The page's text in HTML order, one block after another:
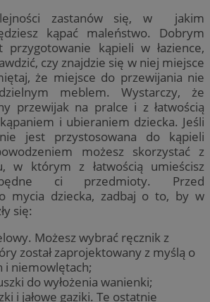
zastanów się, w jakim
kąpać maleństwo. Dobrym
przygotowanie kąpieli w łazience,
czy znajdzie się w niej miejsce
że miejsce do przewijania nie
meblem. Wystarczy, że
przewijak na pralce i z łatwością
i ubieraniem dziecka. Jeśli
jest przystosowana do kąpieli
możesz skorzystać z
w którym z łatwością umieścisz
ci przedmioty. Przed
mycia dziecka, zadbaj o to, by w
się:
Możesz wybrać ręcznik z
został zaprojektowany z myślą o
i niemowlętach;
do wyłożenia wanienki;
i jałowe gaziki. Te ostatnie